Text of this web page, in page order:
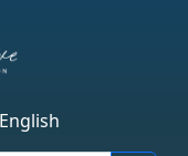
English